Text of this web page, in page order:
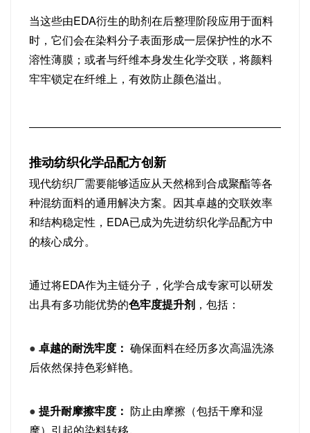
当这些由EDA衍生的助剂在后整理阶段应用于面料
时，它们会在染料分子表面形成一层保护性的水不
溶性薄膜；或者与纤维本身发生化学交联，将颜料
牢牢锁定在纤维上，有效防止颜色溢出。
推动纺织化学品配方创新
现代纺织厂需要能够适应从天然棉到合成聚酯等各
种混纺面料的通用解决方案。因其卓越的交联效率
和结构稳定性，EDA已成为先进纺织化学品配方中
的核心成分。
通过将EDA作为主链分子，化学合成专家可以研发
出具有多功能优势的色牢度提升剂 ，包括：
●卓越的耐洗牢度： 确保面料在经历多次高温洗涤
后依然保持色彩鲜艳。
●提升耐摩擦牢度： 防止由摩擦（包括干摩和湿